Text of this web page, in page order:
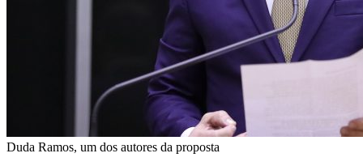
Duda Ramos, um dos autores da proposta